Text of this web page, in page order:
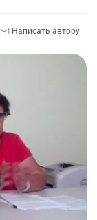
Написать автору